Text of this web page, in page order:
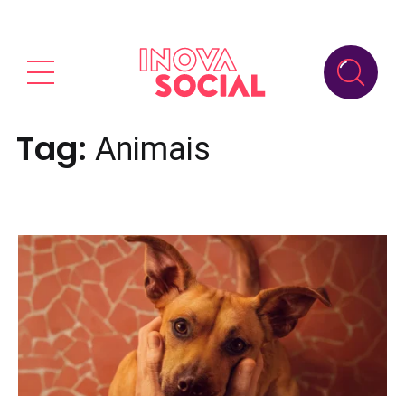
Tag: Animais